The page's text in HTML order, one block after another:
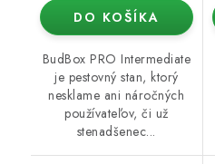
DO KOŠÍKA
BudBox PRO Intermediate
je pestovný stan, ktorý
nesklame ani náročných
používateľov, či už
stenadšenec...